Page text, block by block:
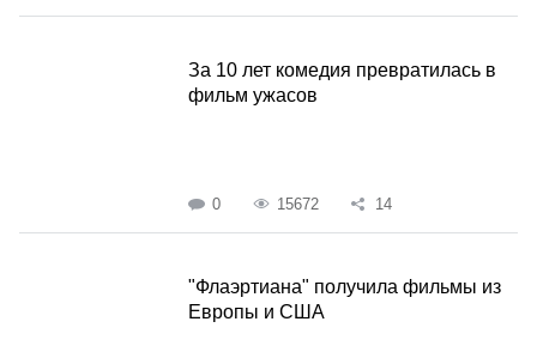
За 10 лет комедия превратилась в
фильм ужасов
0 15672 14
"Флаэртиана" получила фильмы из
Европы и США